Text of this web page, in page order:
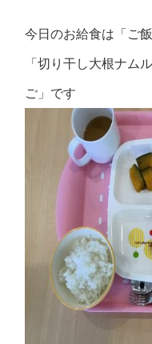
今日のお給食は「ご
「切り干し大根ナム
ご」です